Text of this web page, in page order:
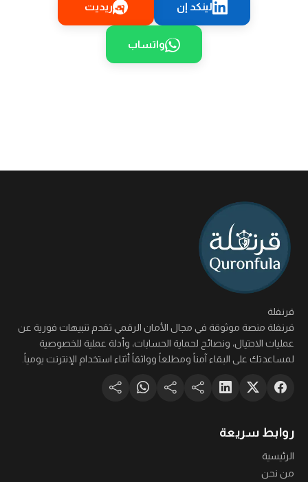
لينكد إن ريديت
واتساب
قرنفلة
قرنفلة منصة موثوقة في مجال الأمان الرقمي تقدم تنبيهات فورية عن
عمليات الاحتيال، ونصائح لحماية الحسابات، وأدلة عملية للخصوصية
لمساعدتك على البقاء آمناً ومطلعاً وواثقاً أثناء استخدام الإنترنت يومياً.
روابط سريعة
الرئيسية
من نحن